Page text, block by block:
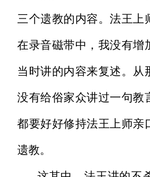
三个遗教的内容。法王上
在录音磁带中，我没有增
当时讲的内容来复述。从
没有给俗家众讲过一句教
都要好好修持法王上师亲
遗教。